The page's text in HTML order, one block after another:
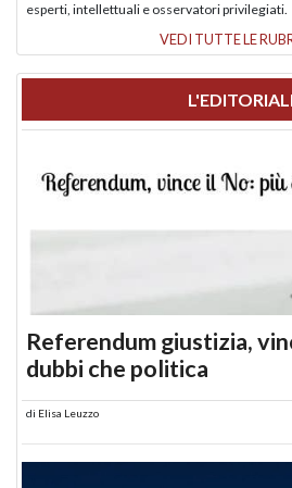
esperti, intellettuali e osservatori privilegiati.
VEDI TUTTE LE
Referendum giustizia,
dubbi che politica
di Elisa Leuzzo